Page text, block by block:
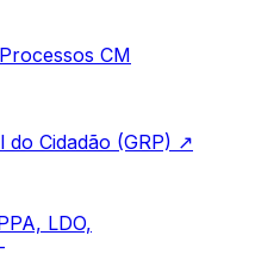
Processos CM
do Cidadão (GRP) ↗
LDO,